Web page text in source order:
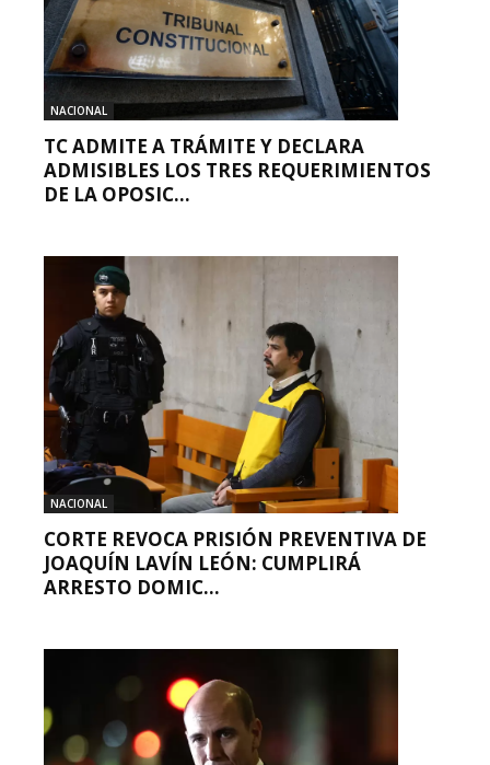
NACIONAL
TC ADMITE A TRÁMITE Y DECLARA
ADMISIBLES LOS TRES REQUERIMIENTOS
DE LA OPOSIC...
NACIONAL
CORTE REVOCA PRISIÓN PREVENTIVA DE
JOAQUÍN LAVÍN LEÓN: CUMPLIRÁ
ARRESTO DOMIC...